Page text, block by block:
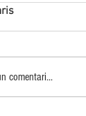
comentari...